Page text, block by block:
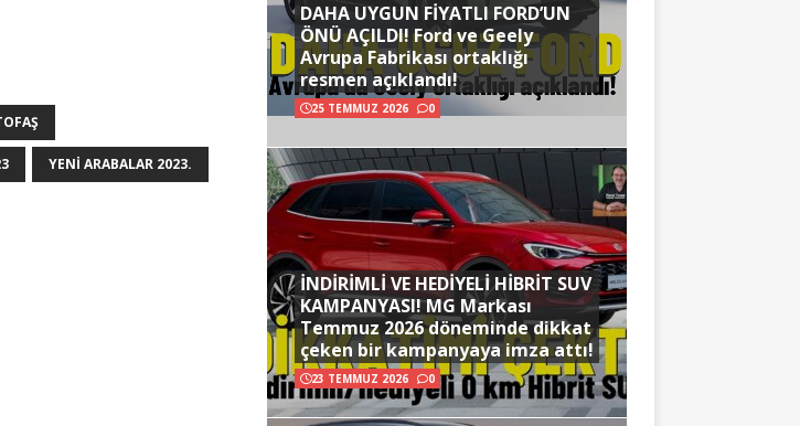
YENI ARABALAR 2023.
DAHA UYGUN FİYATLI FORD’UN
ÖNÜ AÇILDI! Ford ve Geely
Avrupa Fabrikası ortaklığı
resmen açıklandı!
25 TEMMUZ 2026 0
İNDİRİMLİ VE HEDİYELİ HİBRİT SUV
KAMPANYASI! MG Markası
Temmuz 2026 döneminde dikkat
çeken bir kampanyaya imza attı!
23 TEMMUZ 2026 0